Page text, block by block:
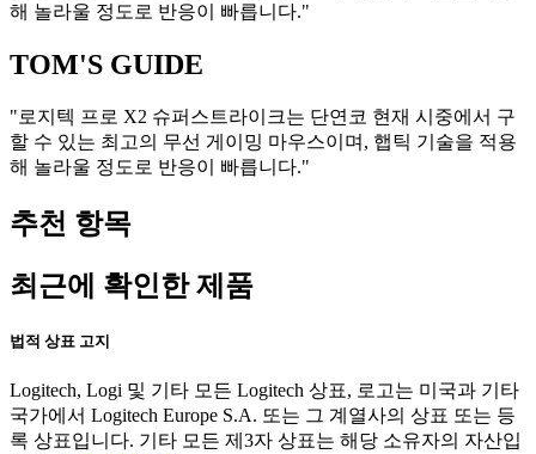
해 놀라울 정도로 반응이 빠릅니다."
TOM'S GUIDE
"로지텍 프로 X2 슈퍼스트라이크는 단연코 현재 시중에서 구
할 수 있는 최고의 무선 게이밍 마우스이며, 햅틱 기술을 적용
해 놀라울 정도로 반응이 빠릅니다."
추천 항목
최근에 확인한 제품
법적 상표 고지
Logitech, Logi 및 기타 모든 Logitech 상표, 로고는 미국과 기타
국가에서 Logitech Europe S.A. 또는 그 계열사의 상표 또는 등
록 상표입니다. 기타 모든 제3자 상표는 해당 소유자의 자산입